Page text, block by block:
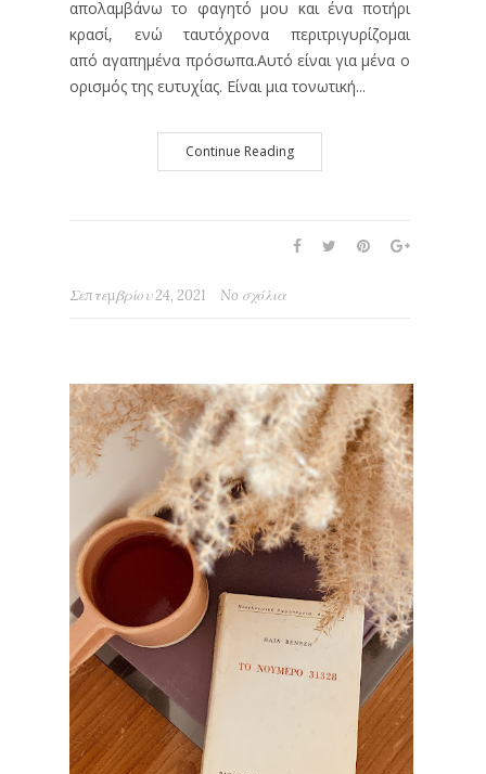
απολαμβάνω το φαγητό μου και ένα ποτήρι
κρασί, ενώ ταυτόχρονα περιτριγυρίζομαι
από αγαπημένα πρόσωπα.Αυτό είναι για μένα ο
ορισμός της ευτυχίας. Είναι μια τονωτική...
Continue Reading
Σεπτεμβρίου 24, 2021 No σχόλια